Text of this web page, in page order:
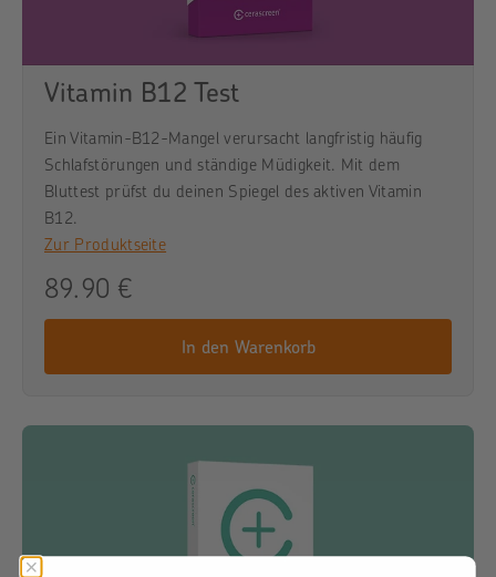
Vitamin B12 Test
Ein Vitamin-B12-Mangel verursacht langfristig häufig
Schlafstörungen und ständige Müdigkeit. Mit dem
Bluttest prüfst du deinen Spiegel des aktiven Vitamin
B12.
Zur Produktseite
89.90 €
In den Warenkorb